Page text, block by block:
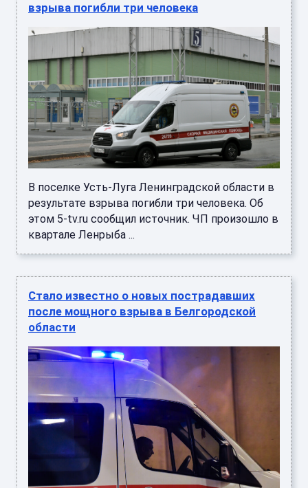
взрыва погибли три человека
В поселке Усть-Луга Ленинградской области в
результате взрыва погибли три человека. Об
этом 5-tv.ru сообщил источник. ЧП произошло в
квартале Ленрыба ...
Стало известно о новых пострадавших
после мощного взрыва в Белгородской
области